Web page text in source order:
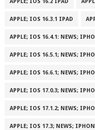
APPLE; IOS 16.3.1 IPAD
APPLE; IOS 16.4.1: NEWS;
APPLE; IOS 16.5.1; NEWS;
APPLE; IOS 16.6.1; NEWS;
APPLE; IOS 17.0.3; NEWS;
APPLE; IOS 17.1.2; NEWS;
APPLE; IOS 17.3; NEWS;